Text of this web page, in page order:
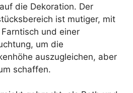
die Dekoration. Der
ist mutiger, mit
und einer
um die
auszugleichen, aber
schaffen.